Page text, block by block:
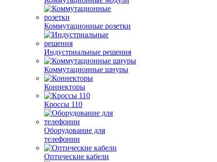
Коммутационные розетки
Индустриальные решения
Коммутационные шнуры
Коннекторы
Кроссы 110
Оборудование для
телефонии
Оптические кабели